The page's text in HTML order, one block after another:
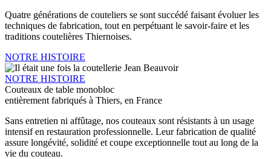
Quatre générations de couteliers se sont succédé faisant évoluer les
techniques de fabrication, tout en perpétuant le savoir-faire et les
traditions coutelières Thiernoises.
NOTRE HISTOIRE
NOTRE HISTOIRE
Couteaux de table monobloc
entièrement fabriqués à Thiers, en France
Sans entretien ni affûtage, nos couteaux sont résistants à un usage
intensif en restauration professionnelle. Leur fabrication de qualité
assure longévité, solidité et coupe exceptionnelle tout au long de la
vie du couteau.